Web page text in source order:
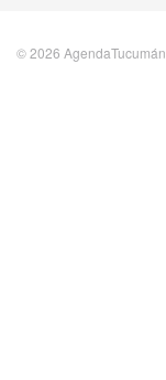
© 2026 AgendaTucumán